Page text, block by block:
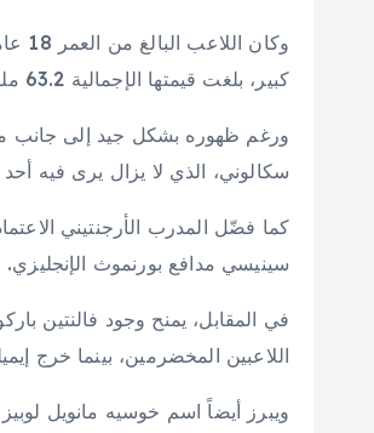
كبير، بلغت قيمتها الإجمالية 63.2 مليون يورو بحسب ريفر بليت.
ورغم ظهوره بشكل جيد إلى جانب
سكالوني، الذي لا يزال يرى فيه
كما فضّل المدرب الأرجنتيني
سينيسي مدافع بورنموث الإنجليزي.
اللاعبين المخضرمين، بينما خرج